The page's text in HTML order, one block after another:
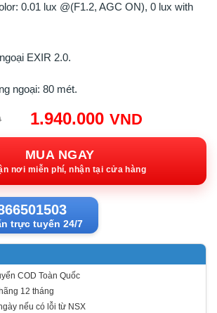
0.01 lux @(F1.2, AGC ON), 0 lux with
EXIR 2.0.
ngoại: 80 mét.
Giá
gốc:
2.910.000VND.
1.940.000 VND
hiện
MUA NGAY
nơi miễn phí, nhận tại cửa hàng
trực tuyến 24/7
COD Toàn Quốc
12 tháng
nếu có lỗi từ NSX